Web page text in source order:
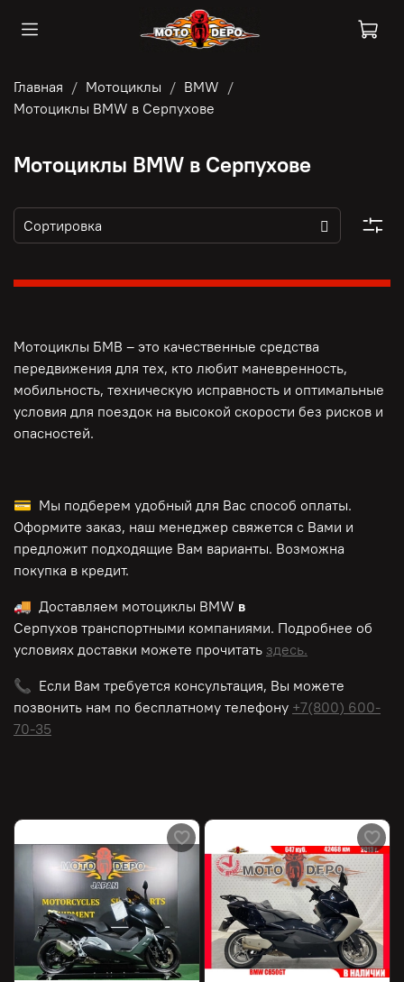
Главная Мотоциклы
BMW
Мотоциклы BMW в Серпухове
Мотоциклы BMW в Серпухове
Мотоциклы БМВ – это качественные средства
передвижения для тех, кто любит маневренность,
мобильность, техническую исправность и оптимальные
условия для поездок на высокой скорости без рисков и
опасностей.
💳 Мы подберем удобный для Вас способ оплаты.
Оформите заказ, наш менеджер свяжется с Вами и
предложит подходящие Вам варианты. Возможна
покупка в кредит.
🚚 Доставляем мотоциклы BMW в
Серпухов транспортными компаниями. Подробнее об
условиях доставки можете прочитать здесь.
📞 Если Вам требуется консультация, Вы можете
позвонить нам по бесплатному телефону +7(800) 600-
70-35